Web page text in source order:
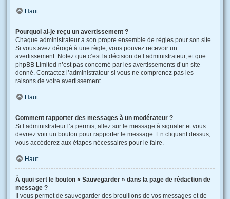
Haut
Pourquoi ai-je reçu un avertissement ?
Chaque administrateur a son propre ensemble de règles pour son site.
Si vous avez dérogé à une règle, vous pouvez recevoir un
avertissement. Notez que c’est la décision de l’administrateur, et que
phpBB Limited n’est pas concerné par les avertissements d’un site
donné. Contactez l’administrateur si vous ne comprenez pas les
raisons de votre avertissement.
Haut
Comment rapporter des messages à un modérateur ?
Si l’administrateur l’a permis, allez sur le message à signaler et vous
devriez voir un bouton pour rapporter le message. En cliquant dessus,
vous accéderez aux étapes nécessaires pour le faire.
Haut
À quoi sert le bouton « Sauvegarder » dans la page de rédaction de
message ?
Il vous permet de sauvegarder des brouillons de vos messages et de